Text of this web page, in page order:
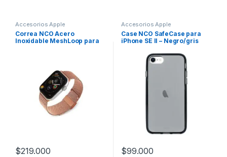
Accesorios Apple
Correa NCO Acero
Inoxidable MeshLoop para
$219.000
Accesorios Apple
Case NCO SafeCase para
iPhone SE II – Negro/gris
$99.000